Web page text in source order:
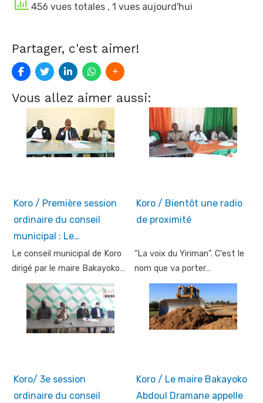
456 vues totales , 1 vues aujourd'hui
Partager, c'est aimer!
Vous allez aimer aussi:
Koro / Première session
ordinaire du conseil
municipal : Le…
Le conseil municipal de Koro
dirigé par le maire Bakayoko…
Koro / Bientôt une radio
de proximité
"La voix du Yiriman". C'est le
nom que va porter…
Koro/ 3e session
ordinaire du conseil
Koro / Le maire Bakayoko
Abdoul Dramane appelle